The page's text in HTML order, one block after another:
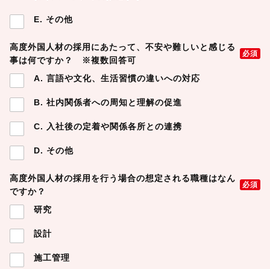
E. その他
高度外国人材の採用にあたって、不安や難しいと感じる
事は何ですか？ ※複数回答可
必須
A. 言語や文化、生活習慣の違いへの対応
B. 社内関係者への周知と理解の促進
C. 入社後の定着や関係各所との連携
D. その他
高度外国人材の採用を行う場合の想定される職種はなん
ですか？
必須
研究
設計
施工管理